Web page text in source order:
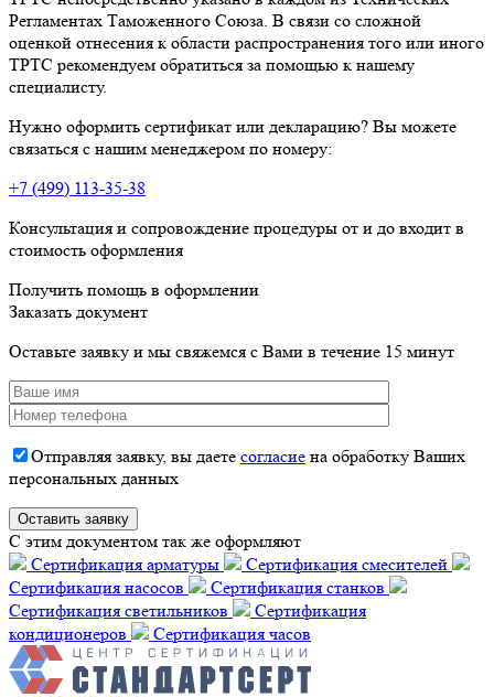
Регламентах Таможенного Союза. В связи со сложной
оценкой отнесения к области распространения того или иного
ТРТС рекомендуем обратиться за помощью к нашему
специалисту.
Нужно оформить сертификат или декларацию? Вы можете
связаться с нашим менеджером по номеру:
+7 (499) 113-35-38
Консультация и сопровождение процедуры от и до входит в
стоимость оформления
Получить помощь в оформлении
Заказать документ
Оставьте заявку и мы свяжемся с Вами в течение 15 минут
Отправляя заявку, вы даете согласие на обработку Ваших
персональных данных
C этим документом так же оформляют
Сертификация арматуры
Сертификация смесителей
Сертификация насосов
Сертификация станков
Сертификация светильников
Сертификация
кондиционеров
Сертификация часов